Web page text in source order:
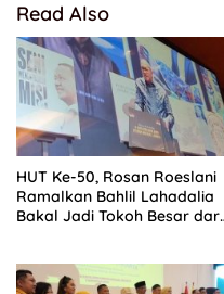
Read Also
HUT Ke-50, Rosan Roeslani
Ramalkan Bahlil Lahadalia
Bakal Jadi Tokoh Besar dari